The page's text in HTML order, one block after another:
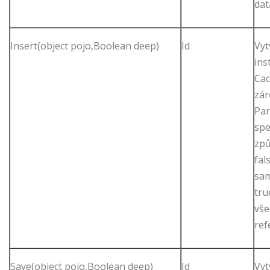
Insert(object pojo,Boolean deep) Id
Save(object pojo,Boolean deep) Id